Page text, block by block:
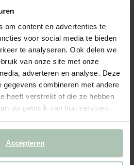
om content en advertenties te
voor social media te bieden
te analyseren. Ook delen we
van onze site met onze
adverteren en analyse. Deze
gegevens combineren met andere
heeft verstrekt of die ze hebben
uw gebruik van hun services.
Accepteren
rechts uit de Earl serie van Sissy-
gebruikt worden als onderdeel van de
met andere losse onderdelen.
door de strak...
rechts (1x) + opties
60 + kleuropties